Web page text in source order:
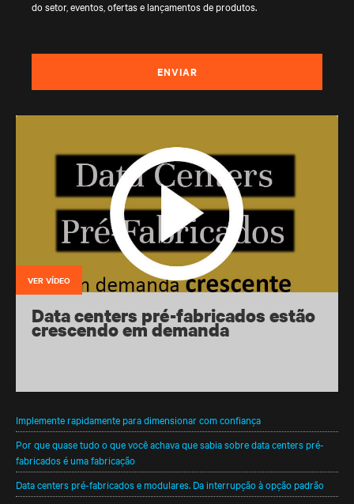
do setor, eventos, ofertas e lançamentos de produtos.
ENVIAR
VER VÍDEO
Data centers pré-fabricados estão
crescendo em demanda
Implemente rapidamente para dimensionar com confiança
Por que quase tudo o que você achava que sabia sobre data centers pré-
fabricados é uma fabricação
Data centers pré-fabricados e modulares. Da interrupção à opção padrão